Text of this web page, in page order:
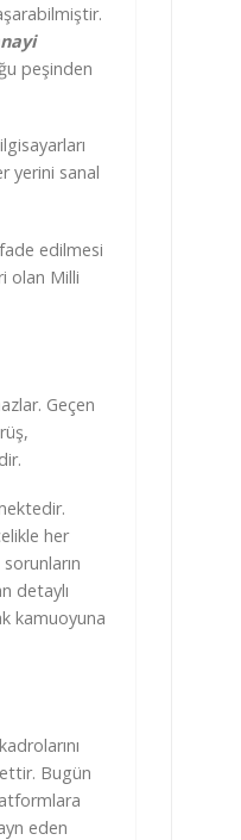
peşinden
yerini sanal
edilmesi
olan Milli
Geçen
her
detaylı
kamuoyuna
Bugün
eden